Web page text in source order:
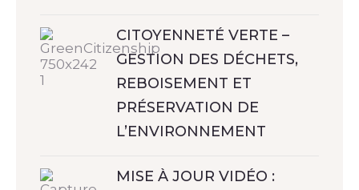
CITOYENNETÉ VERTE –
GESTION DES DÉCHETS,
REBOISEMENT ET
PRÉSERVATION DE
L’ENVIRONNEMENT
MISE À JOUR VIDÉO :